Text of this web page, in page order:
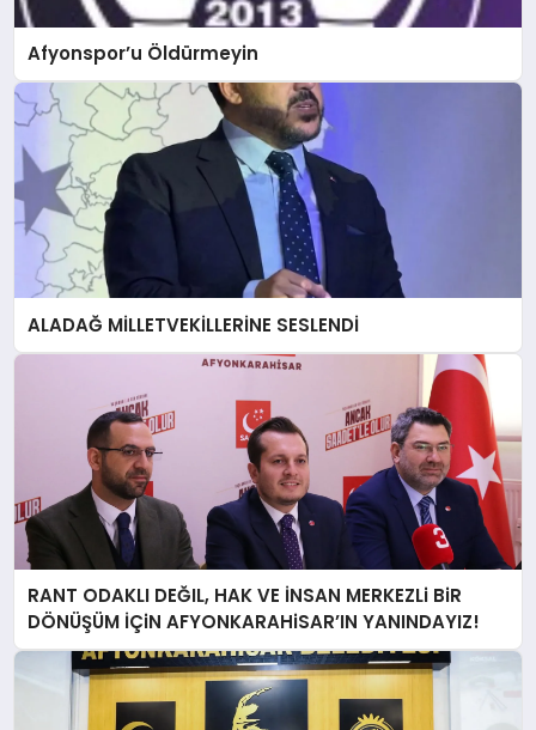
Afyonspor’u Öldürmeyin
ALADAĞ MİLLETVEKİLLERİNE SESLENDİ
RANT ODAKLI DEĞIL, HAK VE İNSAN MERKEZLi BiR
DÖNÜŞÜM İÇiN AFYONKARAHiSAR’IN YANINDAYIZ!